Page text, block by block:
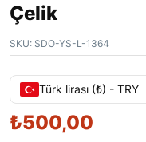
Çelik
SKU: SDO-YS-L-1364
Türk lirası (₺) - TRY
₺500,00